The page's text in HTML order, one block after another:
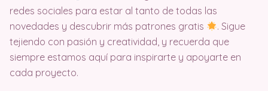
redes sociales para estar al tanto de todas las
novedades y descubrir más patrones gratis
. Sigue
tejiendo con pasión y creatividad, y recuerda que
siempre estamos aquí para inspirarte y apoyarte en
cada proyecto.